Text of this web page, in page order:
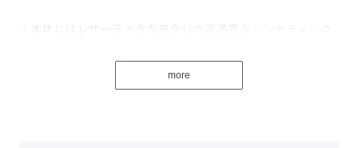
・本体にはレザーライクな風合いの高品質なシンセティック
強度の高いレザーを採用
・取り外し可能なショルダーストラップも付属し、シーンに
more